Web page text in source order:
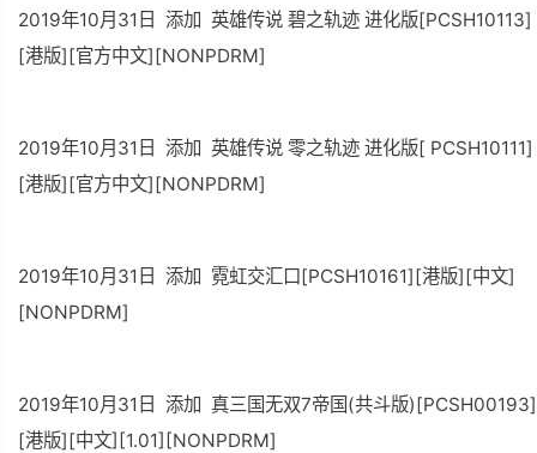
2019年10月31日 添加 英雄传说 碧之轨迹 进化版[PCSH10113]
[港版][官方中文][NONPDRM]
2019年10月31日 添加 英雄传说 零之轨迹 进化版[ PCSH10111]
[港版][官方中文][NONPDRM]
2019年10月31日 添加 霓虹交汇口[PCSH10161][港版][中文]
[NONPDRM]
2019年10月31日 添加 真三国无双7帝国(共斗版)[PCSH00193]
[港版][中文][1.01][NONPDRM]